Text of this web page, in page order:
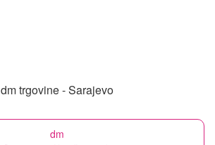
dm trgovine - Sarajevo
dm